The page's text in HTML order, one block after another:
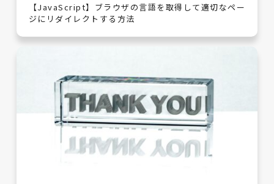
【JavaScript】ブラウザの言語を取得して適切なペー
ジにリダイレクトする方法